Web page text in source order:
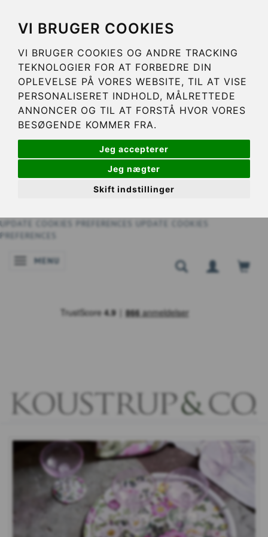
VI BRUGER COOKIES
VI BRUGER COOKIES OG ANDRE TRACKING
TEKNOLOGIER FOR AT FORBEDRE DIN
OPLEVELSE PÅ VORES WEBSITE, TIL AT VISE
PERSONALISERET INDHOLD, MÅLRETTEDE
ANNONCER OG TIL AT FORSTÅ HVOR VORES
BESØGENDE KOMMER FRA.
Jeg accepterer
Jeg nægter
Skift indstillinger
UPDATE COOKIES PREFERENCES
UPDATE COOKIES
PREFERENCES
BASCULER LA NAVIGATION
MENU